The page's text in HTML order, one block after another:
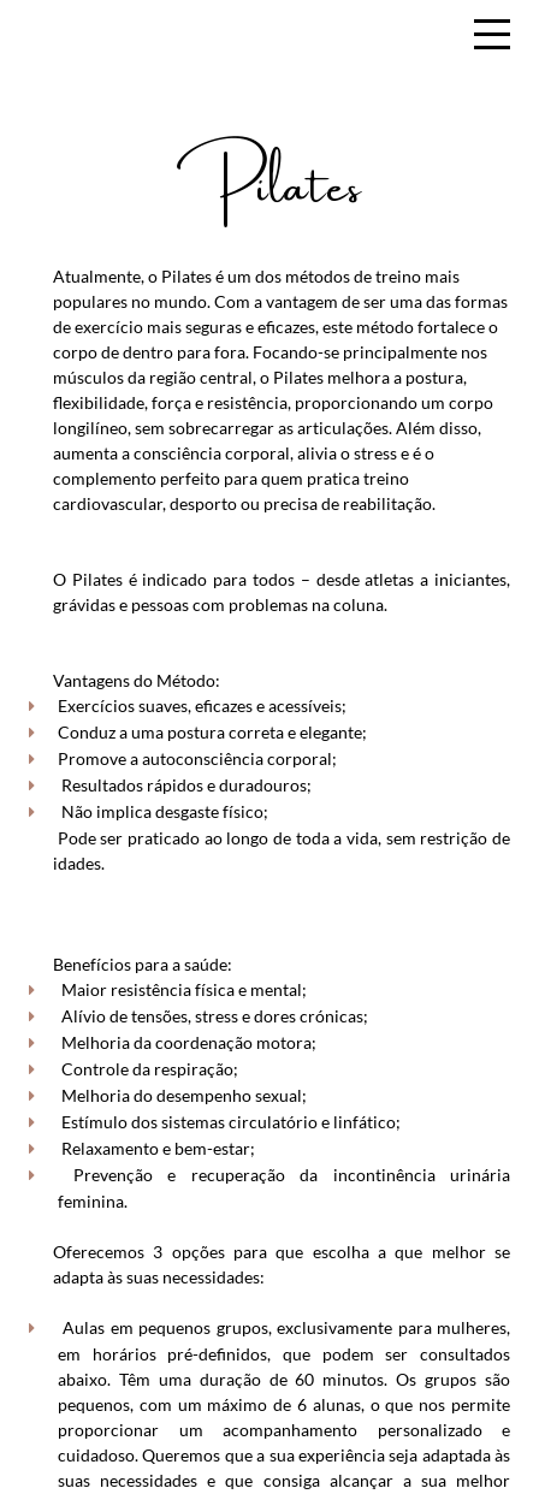
Pilates
Atualmente, o Pilates é um dos métodos de treino mais
populares no mundo. Com a vantagem de ser uma das formas
de exercício mais seguras e eficazes, este método fortalece o
corpo de dentro para fora. Focando-se principalmente nos
músculos da região central, o Pilates melhora a postura,
flexibilidade, força e resistência, proporcionando um corpo
longilíneo, sem sobrecarregar as articulações. Além disso,
aumenta a consciência corporal, alivia o stress e é o
complemento perfeito para quem pratica treino
cardiovascular, desporto ou precisa de reabilitação.
O Pilates é indicado para todos – desde atletas a iniciantes,
grávidas e pessoas com problemas na coluna.
Vantagens do Método:
Exercícios suaves, eficazes e acessíveis;
Conduz a uma postura correta e elegante;
Promove a autoconsciência corporal;
Resultados rápidos e duradouros;
Não implica desgaste físico;
Pode ser praticado ao longo de toda a vida, sem restrição de
idades.
Benefícios para a saúde:
Maior resistência física e mental;
Alívio de tensões, stress e dores crónicas;
Melhoria da coordenação motora;
Controle da respiração;
Melhoria do desempenho sexual;
Estímulo dos sistemas circulatório e linfático;
Relaxamento e bem-estar;
Prevenção e recuperação da incontinência urinária
feminina.
Oferecemos 3 opções para que escolha a que melhor se
adapta às suas necessidades:
Aulas em pequenos grupos, exclusivamente para mulheres,
em horários pré-definidos, que podem ser consultados
abaixo. Têm uma duração de 60 minutos. Os grupos são
pequenos, com um máximo de 6 alunas, o que nos permite
proporcionar um acompanhamento personalizado e
cuidadoso. Queremos que a sua experiência seja adaptada às
suas necessidades e que consiga alcançar a sua melhor